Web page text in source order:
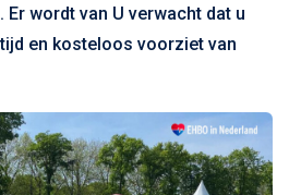
wordt van U verwacht dat u
en kosteloos voorziet van